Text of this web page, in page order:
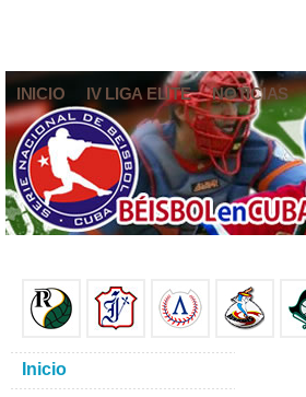
INICIO IV LIGA ELITE NOTICIAS
Inicio